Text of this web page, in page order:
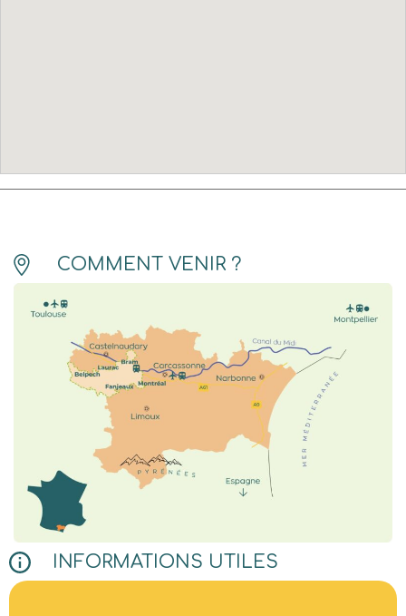
COMMENT VENIR ?
INFORMATIONS UTILES